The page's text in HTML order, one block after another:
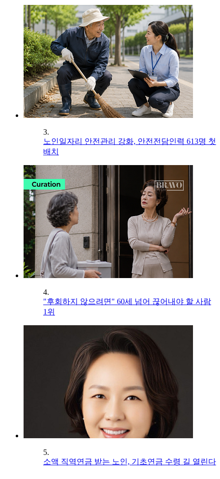
3.
노인일자리 안전관리 강화, 안전전담인력 613명 첫
배치
4.
"후회하지 않으려면" 60세 넘어 끊어내야 할 사람
1위
5.
소액 직역연금 받는 노인, 기초연금 수령 길 열린다